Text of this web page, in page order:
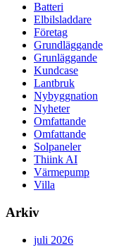
Batteri
Elbilsladdare
Företag
Grundläggande
Grunläggande
Kundcase
Lantbruk
Nybyggnation
Nyheter
Omfattande
Omfattande
Solpaneler
Thiink AI
Värmepump
Villa
Arkiv
juli 2026